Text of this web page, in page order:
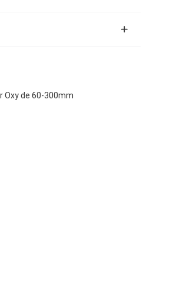
Oxy de 60-300mm